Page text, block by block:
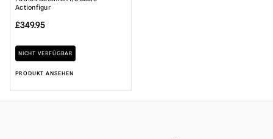
Actionfigur
£349.95
NICHT VERFÜGBAR
PRODUKT ANSEHEN